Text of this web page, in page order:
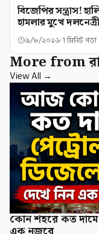
বিজেপির সন্ত্রাস!
হামলার মুখে
৯/৮/২০২৬ 1 মিনিট পড়া
More from
View All →
কোন শহরে কত দামে